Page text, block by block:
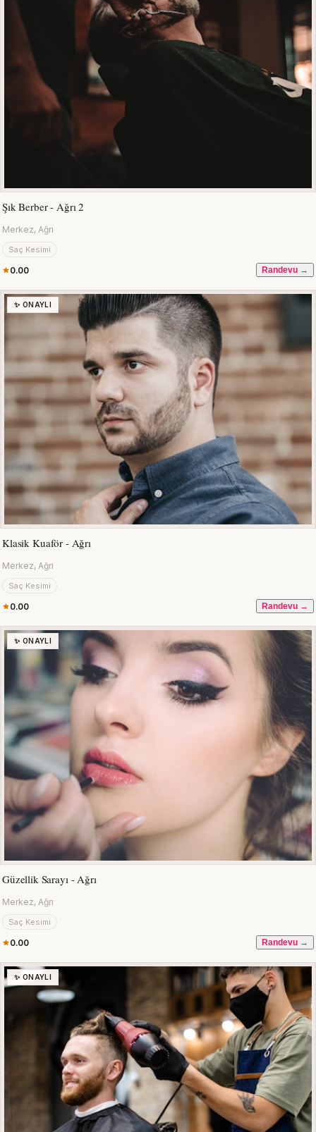
Şık Berber - Ağrı 2
Merkez, Ağrı
Saç Kesimi
0.00 Randevu →
✨ ONAYLI
Klasik Kuaför - Ağrı
Merkez, Ağrı
Saç Kesimi
0.00 Randevu →
✨ ONAYLI
Güzellik Sarayı - Ağrı
Merkez, Ağrı
Saç Kesimi
0.00 Randevu →
✨ ONAYLI